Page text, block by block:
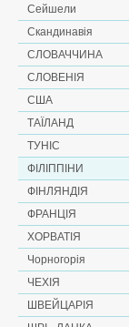
Сейшели
Скандинавія
СЛОВАЧЧИНА
СЛОВЕНІЯ
США
ТАЇЛАНД
ТУНІС
ФІЛІППІНИ
ФІНЛЯНДІЯ
ФРАНЦІЯ
ХОРВАТІЯ
Чорногорія
ЧЕХІЯ
ШВЕЙЦАРІЯ